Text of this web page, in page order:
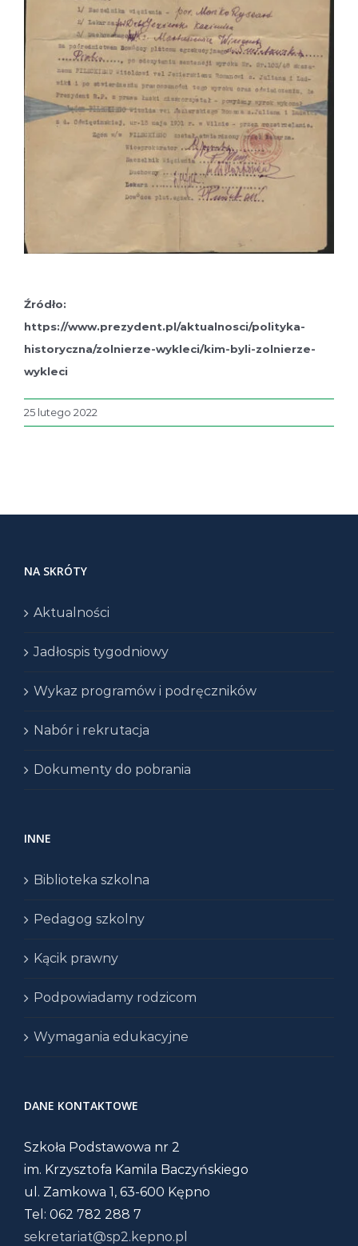
Źródło:
https://www.prezydent.pl/aktualnosci/polityka-
historyczna/zolnierze-wykleci/kim-byli-zolnierze-
wykleci
25 lutego 2022
NA SKRÓTY
Aktualności
Jadłospis tygodniowy
Wykaz programów i podręczników
Nabór i rekrutacja
Dokumenty do pobrania
INNE
Biblioteka szkolna
Pedagog szkolny
Kącik prawny
Podpowiadamy rodzicom
Wymagania edukacyjne
DANE KONTAKTOWE
Szkoła Podstawowa nr 2
im. Krzysztofa Kamila Baczyńskiego
ul. Zamkowa 1, 63-600 Kępno
Tel: 062 782 288 7
sekretariat@sp2.kepno.pl